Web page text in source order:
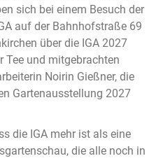
sich bei einem Besuch der
auf der Bahnhofstraße 69
über die IGA 2027
Tee und mitgebrachten
Noirin Gießner, die
Gartenausstellung 2027
die IGA mehr ist als eine
die alle noch in